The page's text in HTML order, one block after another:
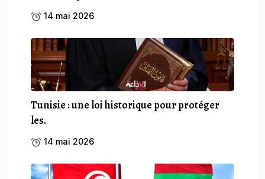
14 mai 2026
Tunisie : une loi historique pour protéger
les.
14 mai 2026